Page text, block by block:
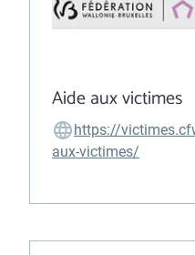
Aide aux victimes
https://
aux-victimes/